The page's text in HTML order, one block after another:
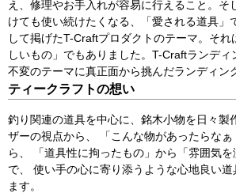
え、修理やお手入れが容易に行えること。そ
けても使い続けたくなる、「愛される道具」
して掲げたT-Craftプロダクトのテーマ。それ
しいもの」でもありました。T-Craftランディ
不変のテーマに真正面から挑んだランディン
ティークラフトの想い
釣り関連の道具を中心に、銘木小物を日々製
ザーの視点から、 「こんな物があったらな
ら、 「道具性に拘ったもの」から「雰囲気を
で、 使い手の心に寄り添うような心地良い
ます。